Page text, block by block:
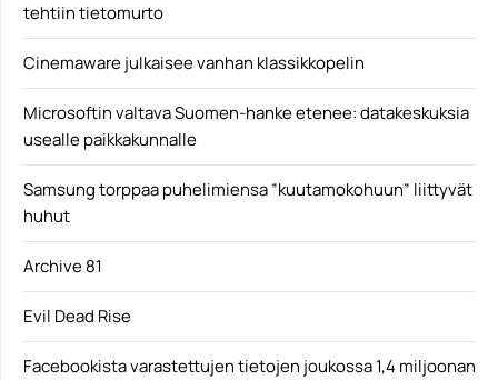
tehtiin tietomurto
Cinemaware julkaisee vanhan klassikkopelin
Microsoftin valtava Suomen-hanke etenee: datakeskuksia
usealle paikkakunnalle
Samsung torppaa puhelimiensa ”kuutamokohuun” liittyvät
huhut
Archive 81
Evil Dead Rise
Facebookista varastettujen tietojen joukossa 1,4 miljoonan